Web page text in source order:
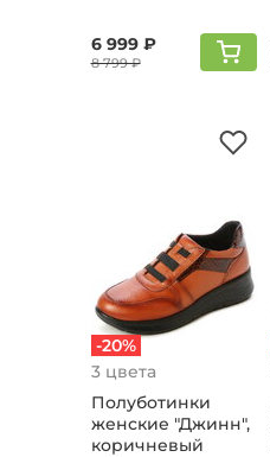
6 999 ₽
8 799 ₽
-20%
3 цвета
Полуботинки
женские "Джинн",
коричневый